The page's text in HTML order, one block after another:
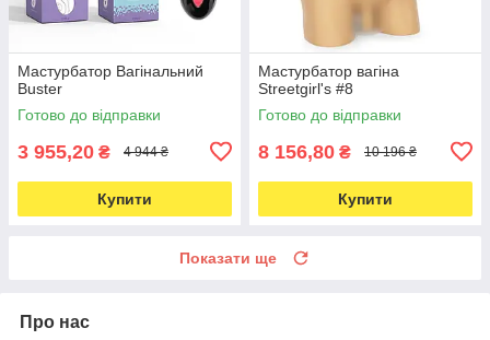
Мастурбатор Вагінальний
Buster
Готово до відправки
3 955,20 ₴ 4 944 ₴
Купити
Мастурбатор вагiна
Streetgirl's #8
Готово до відправки
8 156,80 ₴ 10 196 ₴
Купити
Показати ще
Про нас